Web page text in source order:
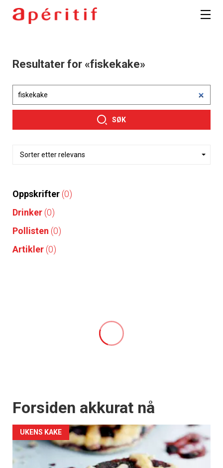
Resultater for «fiskekake»
SØK
Oppskrifter (0)
Drinker (0)
Pollisten (0)
Artikler (0)
Forsiden akkurat nå
UKENS KAKE